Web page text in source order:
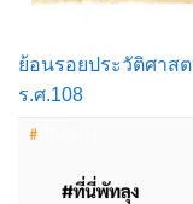
ย้อนรอยประวัติศาส
ร.ศ.108